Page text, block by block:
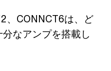
、CONNCT6は、ど
なアンプを搭載し